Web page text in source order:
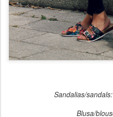
Sandalias/sandals:
Blusa/